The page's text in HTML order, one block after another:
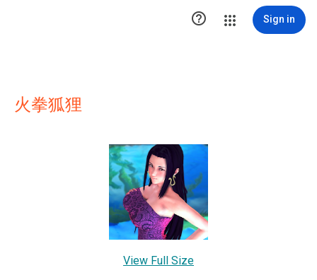
 Sign in
火拳狐狸
View Full Size